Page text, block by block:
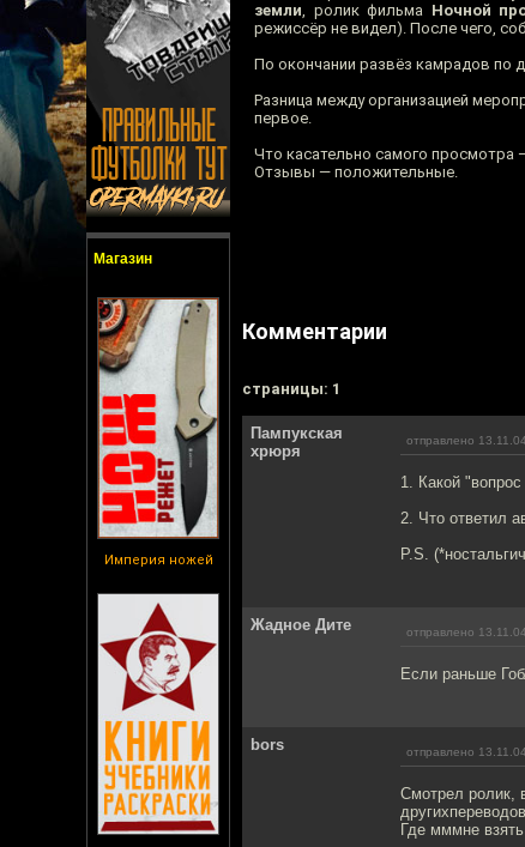
Магазин
Империя ножей
земли, ролик фильма Ночной
режиссёр не видел). После чего,
По окончании развёз камрадов по
Разница между организацией
первое.
Что касательно самого просмотра
Отзывы — положительные.
Комментарии
cтраницы: 1
Пампукская
хрюря
отправлено
1. Какой
2. Что ответил
P.S.
Жадное Дите отправлено
Если раньше
bors отправлено
Смотрел ролик,
Где мммне